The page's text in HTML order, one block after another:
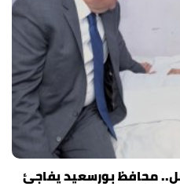
محافظ بورسعيد يفاجئ